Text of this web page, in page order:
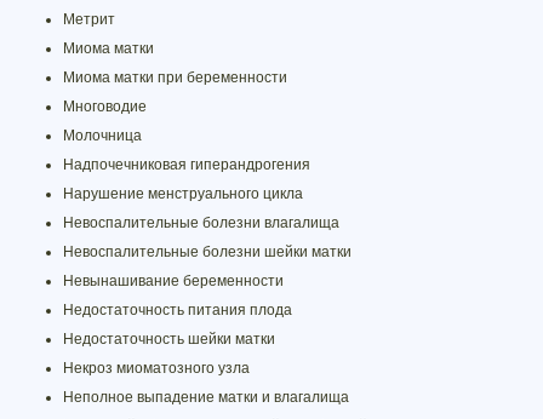
Метрит
Миома матки
Миома матки при беременности
Многоводие
Молочница
Надпочечниковая гиперандрогения
Нарушение менструального цикла
Невоспалительные болезни влагалища
Невоспалительные болезни шейки матки
Невынашивание беременности
Недостаточность питания плода
Недостаточность шейки матки
Некроз миоматозного узла
Неполное выпадение матки и влагалища